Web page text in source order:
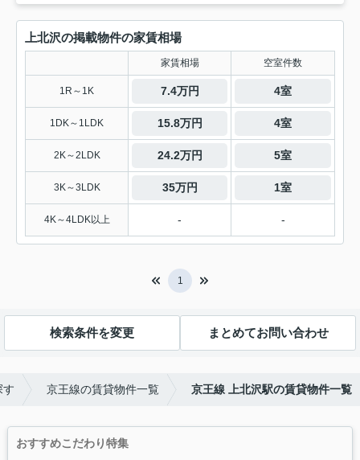
上北沢の掲載物件の家賃相場
家賃相場 空室件数
1R～1K 7.4万円 4室
1DK～1LDK 15.8万円 4室
2K～2LDK 24.2万円 5室
3K～3LDK 35万円 1室
4K～4LDK以上 - -
1
検索条件を変更 まとめてお問い合わせ
す 京王線の賃貸物件一覧 京王線 上北沢駅の賃貸物件一覧
おすすめこだわり特集